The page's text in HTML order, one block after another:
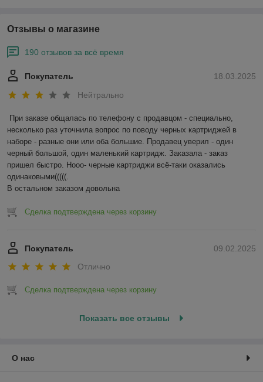
Отзывы о магазине
190 отзывов за всё время
18.03.2025
Покупатель
Нейтрально
При заказе общалась по телефону с продавцом - специально,
несколько раз уточнила вопрос по поводу черных картриджей в
наборе - разные они или оба большие. Продавец уверил - один
черный большой, один маленький картридж. Заказала - заказ
пришел быстро. Нооо- черные картриджи всё-таки оказались
одинаковыми(((((.
В остальном заказом довольна
Сделка подтверждена через корзину
09.02.2025
Покупатель
Отлично
Сделка подтверждена через корзину
Показать все отзывы
О нас